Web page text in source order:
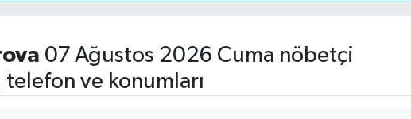
07 Ağustos 2026 Cuma nöbetçi
ve konumları